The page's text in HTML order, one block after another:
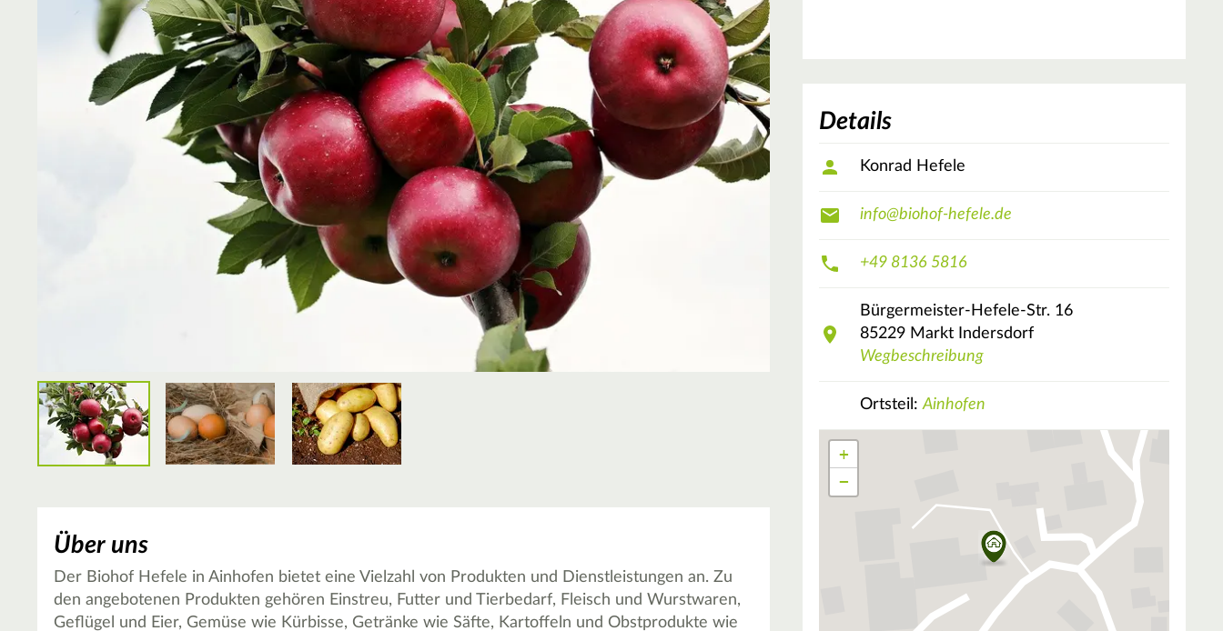
Über uns
Der Biohof Hefele in Ainhofen bietet eine Vielzahl von Produkten und Dienstleistungen an. Zu
den angebotenen Produkten gehören Einstreu, Futter und Tierbedarf, Fleisch und Wurstwaren,
Geflügel und Eier, Gemüse wie Kürbisse, Getränke wie Säfte, Kartoffeln und Obstprodukte wie
Details
Konrad Hefele
info@biohof-hefele.de
+49 8136 5816
Bürgermeister-Hefele-Str. 16
85229 Markt Indersdorf
Wegbeschreibung
Ortsteil:Ainhofen
+
−